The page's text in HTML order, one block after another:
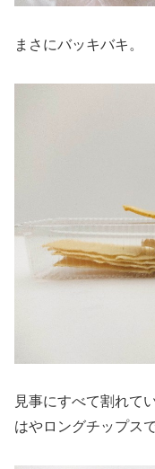
まさにバッキバキ。
見事にすべて割れて
はやロングチップス